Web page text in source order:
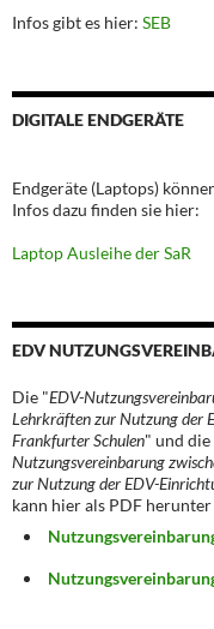
Infos gibt es hier: SEB
DIGITALE ENDGERÄTE
Endgeräte (Laptops)
Infos dazu finden sie hier:
Laptop Ausleihe der SaR
EDV
Die "EDV-
Lehrkräften zur Nutzung der
Frankfurter Schulen" und
Nutzungsvereinbarung
zur Nutzung der EDV-
kann hier als PDF